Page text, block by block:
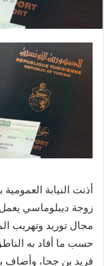
ر
و
أذنت النيابة
زوجة ديبلوماسي
مجال توريد وتهريب
حسب ما أفاد به
فريد بن جحا، وأضاف